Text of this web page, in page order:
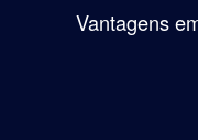
Vantagens